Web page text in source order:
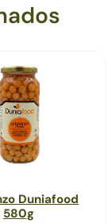
Duniafood
580g